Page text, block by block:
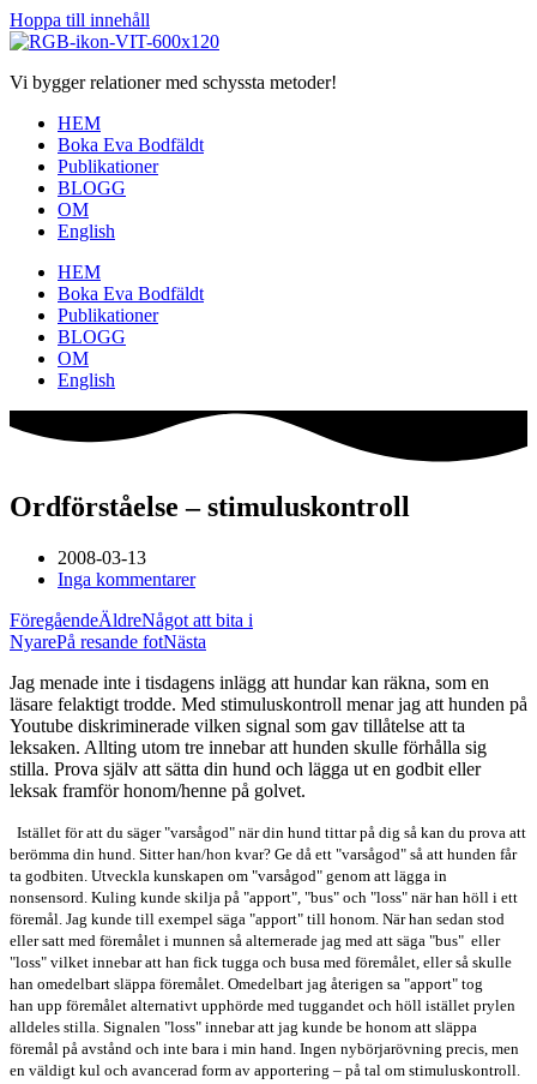
Hoppa till innehåll
Vi bygger relationer med schyssta metoder!
HEM
Boka Eva Bodfäldt
Publikationer
BLOGG
OM
English
HEM
Boka Eva Bodfäldt
Publikationer
BLOGG
OM
English
Ordförståelse – stimuluskontroll
2008-03-13
Inga kommentarer
FöregåendeÄldreNågot att bita i
NyarePå resande fotNästa
Jag menade inte i tisdagens inlägg att hundar kan räkna, som en
läsare felaktigt trodde. Med stimuluskontroll menar jag att hunden på
Youtube diskriminerade vilken signal som gav tillåtelse att ta
leksaken. Allting utom tre innebar att hunden skulle förhålla sig
stilla. Prova själv att sätta din hund och lägga ut en godbit eller
leksak framför honom/henne på golvet.
Istället för att du säger "varsågod" när din hund tittar på dig så kan du prova att
berömma din hund. Sitter han/hon kvar? Ge då ett "varsågod" så att hunden får
ta godbiten. Utveckla kunskapen om "varsågod" genom att lägga in
nonsensord. Kuling kunde skilja på "apport", "bus" och "loss" när han höll i ett
föremål. Jag kunde till exempel säga "apport" till honom. När han sedan stod
eller satt med föremålet i munnen så alternerade jag med att säga "bus" eller
"loss" vilket innebar att han fick tugga och busa med föremålet, eller så skulle
han omedelbart släppa föremålet. Omedelbart jag återigen sa "apport" tog
han upp föremålet alternativt upphörde med tuggandet och höll istället prylen
alldeles stilla. Signalen "loss" innebar att jag kunde be honom att släppa
föremål på avstånd och inte bara i min hand. Ingen nybörjarövning precis, men
en väldigt kul och avancerad form av apportering – på tal om stimuluskontroll.